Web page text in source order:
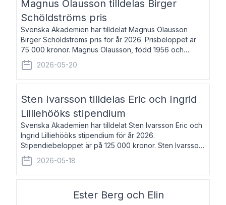
Magnus Olausson tilldelas Birger
Schöldströms pris
Svenska Akademien har tilldelat Magnus Olausson
Birger Schöldströms pris för år 2026. Prisbeloppet är
75 000 kronor. Magnus Olausson, född 1956 och
bosatt i Stockholm, är konstvetare, museiman och
hovman. Han disputerade 1993 vid Uppsala un
2026-05-20
Sten Ivarsson tilldelas Eric och Ingrid
Lilliehööks stipendium
Svenska Akademien har tilldelat Sten Ivarsson Eric och
Ingrid Lilliehööks stipendium för år 2026.
Stipendiebeloppet är på 125 000 kronor. Sten Ivarsson,
född 1979, är mediateksamordnare vid
Söderslättsgymnasiet i Trelleborg. Här har han på
2026-05-18
Ester Berg och Elin